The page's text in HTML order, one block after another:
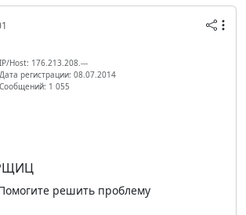
IP/Host: 176.213.208.---
Дата регистрации: 08.07.2014
Сообщений: 1 055
решить проблему